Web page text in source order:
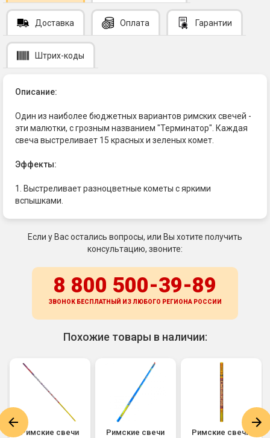
Доставка Оплата Гарантии
Штрих-коды
Описание:
Один из наиболее бюджетных вариантов римских свечей -
эти малютки, с грозным названием "Терминатор". Каждая
свеча выстреливает 15 красных и зеленых комет.
Эффекты:
1. Выстреливает разноцветные кометы с яркими
вспышками.
Если у Вас остались вопросы, или Вы хотите получить
консультацию, звоните:
8 800 500-39-89
ЗВОНОК БЕСПЛАТНЫЙ ИЗ ЛЮБОГО РЕГИОНА РОССИИ
Похожие товары в наличии:
Римские свечи
Римские свечи
Римские свечи